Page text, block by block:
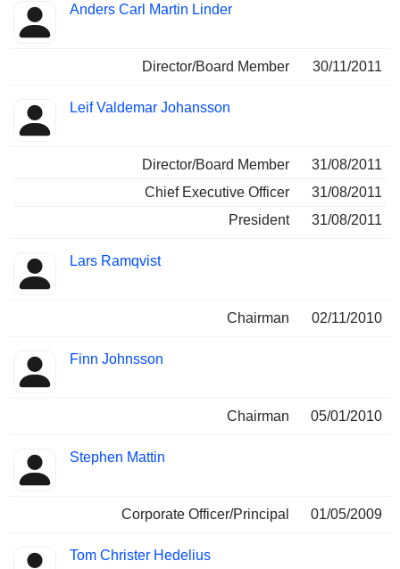
Anders Carl Martin Linder
Director/Board Member 30/11/2011
Leif Valdemar Johansson
Director/Board Member
31/08/2011
Chief Executive Officer
31/08/2011
President
31/08/2011
Lars Ramqvist
Chairman 02/11/2010
Finn Johnsson
Chairman 05/01/2010
Stephen Mattin
Corporate Officer/Principal 01/05/2009
Tom Christer Hedelius